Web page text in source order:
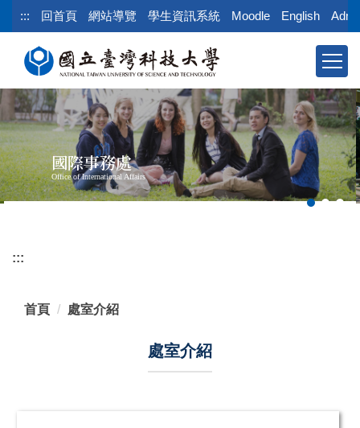
到
內
容
區
塊
::: 回首頁 網站導覽 學生資訊系統 Moodle English
國際事務處
Office of International Affairs
:::
首頁 處室介紹
處室介紹